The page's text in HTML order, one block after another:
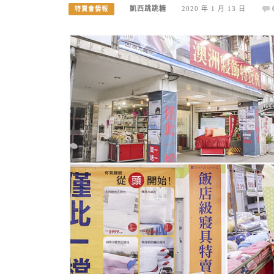
特賣會情報 凱西跳跳糖 2020 年 1 月 13 日